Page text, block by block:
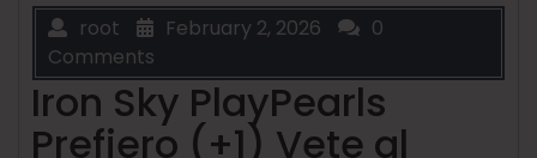
root February 2, 2026
0
Comments
Iron Sky PlayPearls
Prefiero (+1) Vete al